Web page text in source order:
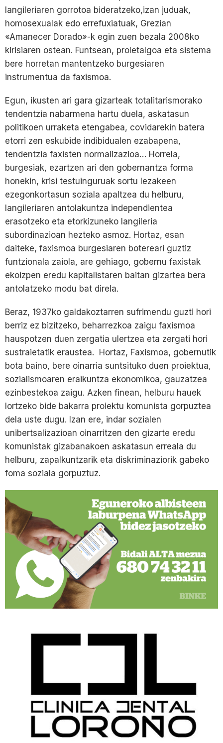
langileriaren gorrotoa bideratzeko,izan juduak,
homosexualak edo errefuxiatuak, Grezian
«Amanecer Dorado»-k egin zuen bezala 2008ko
kirisiaren ostean. Funtsean, proletalgoa eta sistema
bere horretan mantentzeko burgesiaren
instrumentua da faxismoa.
Egun, ikusten ari gara gizarteak totalitarismorako
tendentzia nabarmena hartu duela, askatasun
politikoen urraketa etengabea, covidarekin batera
etorri zen eskubide indibidualen ezabapena,
tendentzia faxisten normalizazioa… Horrela,
burgesiak, ezartzen ari den gobernantza forma
honekin, krisi testuinguruak sortu lezakeen
ezegonkortasun soziala apaltzea du helburu,
langileriaren antolakuntza independientea
erasotzeko eta etorkizuneko langileria
subordinazioan hezteko asmoz. Hortaz, esan
daiteke, faxismoa burgesiaren botereari guztiz
funtzionala zaiola, are gehiago, gobernu faxistak
ekoizpen eredu kapitalistaren baitan gizartea bera
antolatzeko modu bat direla.
Beraz, 1937ko galdakoztarren sufrimendu guzti hori
berriz ez bizitzeko, beharrezkoa zaigu faxismoa
hauspotzen duen zergatia ulertzea eta zergati hori
sustraietatik eraustea. Hortaz, Faxismoa, gobernutik
bota baino, bere oinarria suntsituko duen proiektua,
sozialismoaren eraikuntza ekonomikoa, gauzatzea
ezinbestekoa zaigu. Azken finean, helburu hauek
lortzeko bide bakarra proiektu komunista gorpuztea
dela uste dugu. Izan ere, indar sozialen
unibertsalizazioan oinarritzen den gizarte eredu
komunistak gizabanakoen askatasun erreala du
helburu, zapalkuntzarik eta diskriminaziorik gabeko
foma soziala gorpuztuz.